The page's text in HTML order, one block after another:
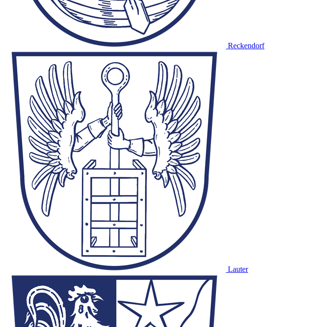
Reckendorf
Lauter